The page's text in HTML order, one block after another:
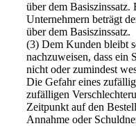
über dem Basiszinssatz.
Unternehmern beträgt
über dem Basiszinssatz.
(3) Dem Kunden bleibt
nachzuweisen, dass ein
nicht oder zumindest
Die Gefahr eines
zufälligen
Zeitpunkt auf den
Annahme oder